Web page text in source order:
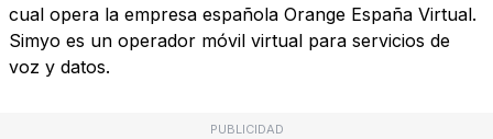
cual opera la empresa española Orange España Virtual.
Simyo es un operador móvil virtual para servicios de
voz y datos.
PUBLICIDAD